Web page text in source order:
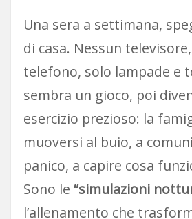
Una sera a settimana,
di casa. Nessun
telefono, solo lampade e
sembra un gioco, poi
esercizio prezioso: la
muoversi al buio, a
panico, a capire cosa
Sono le “simulazioni
l’allenamento che